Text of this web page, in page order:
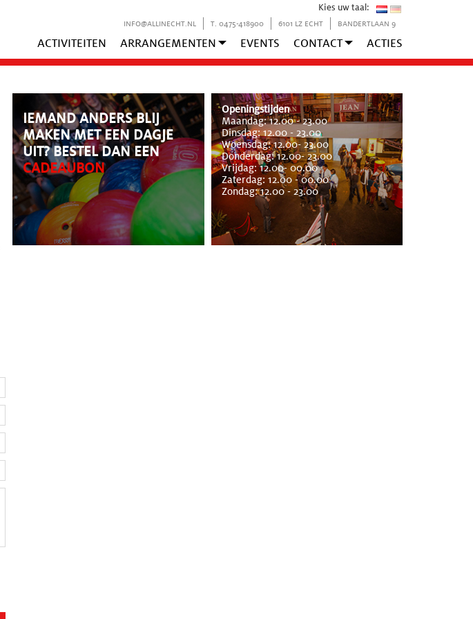
Kies uw taal:
BANDERTLAAN 9
6101 LZ ECHT
T. 0475-418900
INFO@ALLINECHT.NL
ACTIVITEITEN ARRANGEMENTEN EVENTS CONTACT ACTIES
IEMAND ANDERS BLIJ
MAKEN MET EEN DAGJE
UIT? BESTEL DAN EEN
CADEAUBON
Openingstijden
Maandag: 12.00 - 23.00
Dinsdag: 12.00 - 23.00
Woensdag: 12.00- 23.00
Donderdag: 12.00- 23.00
Vrijdag: 12.00- 00.00
Zaterdag: 12.00 - 00.00
Zondag: 12.00 - 23.00